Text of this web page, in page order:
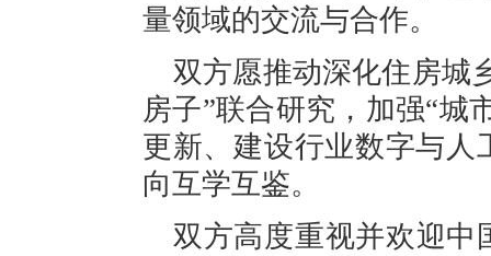
量领域的交流与合作。
双方愿推动深化住房城
房子”联合研究，加强“城
更新、建设行业数字与人
向互学互鉴。
双方高度重视并欢迎中